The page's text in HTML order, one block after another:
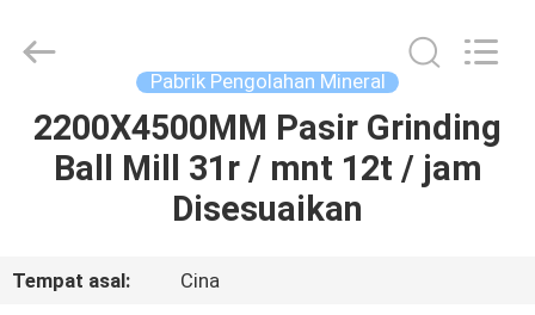
RUMAH
TENTANG
Industrial
Reserved.
Pabrik Pengolahan Mineral
2200X4500MM Pasir Grinding
Ball Mill 31r / mnt 12t / jam
Disesuaikan
Tempat asal:
Cina